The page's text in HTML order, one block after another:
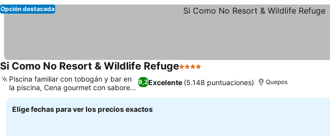
Opción destacada
Si Como No Resort & Wildlife Refuge4 Estrellas
9,2Excelente (5.148 puntuaciones)
Piscina familiar con tobogán y bar en
la piscina, Cena gourmet con sabores
locales
Quepos
Elige fechas para ver los precios exactos